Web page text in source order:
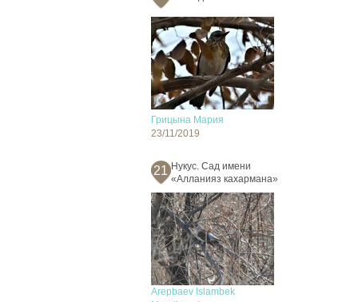
Грицына Мария
23/11/2019
21 Нукус. Сад имени
«Алланияз кахармана»
Arepbaev Islambek